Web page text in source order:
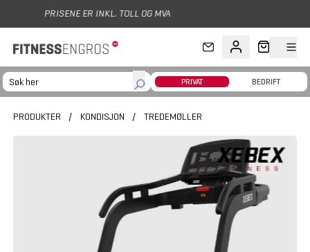
Hopp til hovedinnhold
TOLL OG MVA
PRIVAT BEDRIFT
PRODUKTER / KONDISJON / TREDEMØLLER